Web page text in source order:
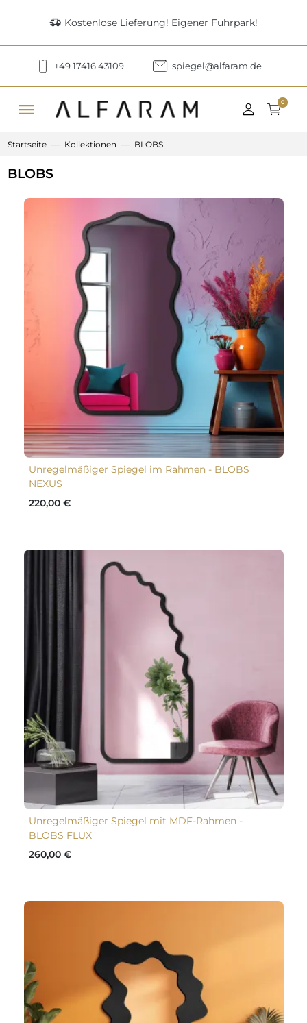
delivery_truck_speed Kostenlose Lieferung! Eigener Fuhrpark!
+49 17416 43109 spiegel@alfaram.de
menu 0
Startseite Kollektionen BLOBS
BLOBS
Unregelmäßiger Spiegel im Rahmen - BLOBS
NEXUS
220,00 €
Unregelmäßiger Spiegel mit MDF-Rahmen -
BLOBS FLUX
260,00 €